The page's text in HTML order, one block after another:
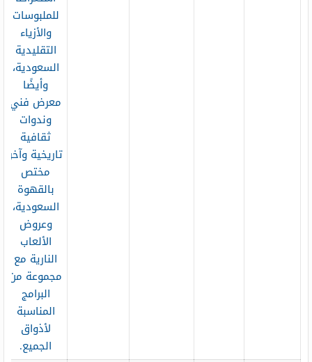
للملبوسات
والأزياء
التقليدية
السعودية،
وأيضًا
معرض فني
وندوات
ثقافية
تاريخية وآخر
مختص
بالقهوة
السعودية،
وعروض
الألعاب
النارية مع
مجموعة من
البرامج
المناسبة
لأذواق
الجميع.